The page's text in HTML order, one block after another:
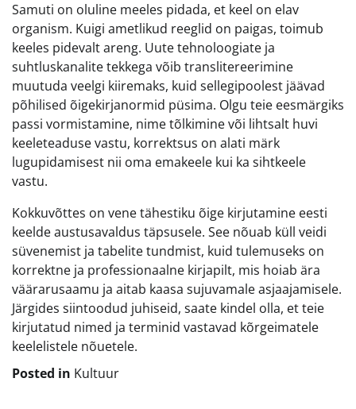
Samuti on oluline meeles pidada, et keel on elav
organism. Kuigi ametlikud reeglid on paigas, toimub
keeles pidevalt areng. Uute tehnoloogiate ja
suhtluskanalite tekkega võib translitereerimine
muutuda veelgi kiiremaks, kuid sellegipoolest jäävad
põhilised õigekirjanormid püsima. Olgu teie eesmärgiks
passi vormistamine, nime tõlkimine või lihtsalt huvi
keeleteaduse vastu, korrektsus on alati märk
lugupidamisest nii oma emakeele kui ka sihtkeele
vastu.
Kokkuvõttes on vene tähestiku õige kirjutamine eesti
keelde austusavaldus täpsusele. See nõuab küll veidi
süvenemist ja tabelite tundmist, kuid tulemuseks on
korrektne ja professionaalne kirjapilt, mis hoiab ära
väärarusaamu ja aitab kaasa sujuvamale asjaajamisele.
Järgides siintoodud juhiseid, saate kindel olla, et teie
kirjutatud nimed ja terminid vastavad kõrgeimatele
keelelistele nõuetele.
Posted in Kultuur